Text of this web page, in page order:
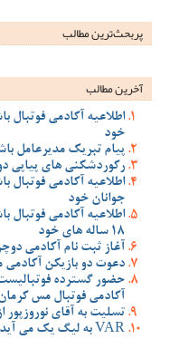
پربحث‌ترین‌ مطالب
آخرین مطالب
اطلاعیه آکادمی
خود
پیام تبریک مدیرعامل
رکوردشکنی های پیاپی
اطلاعیه آکادمی
جوانان خود
اطلاعیه آکادمی فوتبال
18 ساله های خود
آغاز ثبت نام آکادمی
دعوت دو بازیکن آکادمی
حضور گسترده
آکادمی فوتبال مس
تسلیت به آقای
VAR به لیگ یک می آید؟!